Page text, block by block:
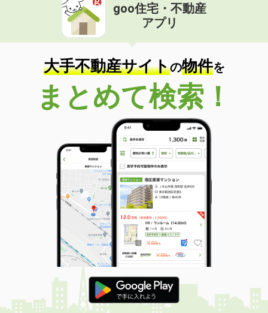
goo住宅・不動産
アプリ
大手不動産サイトの物件を
まとめて検索！